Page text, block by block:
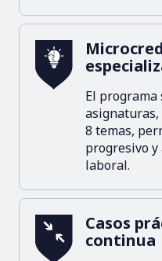
El
asignaturas,
8 temas,
progresivo
laboral.
Casos
continua